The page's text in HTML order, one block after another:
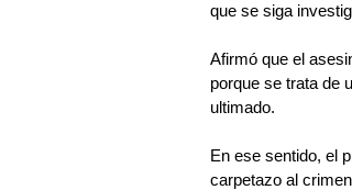
que se siga
Afirmó que el
porque se trata de
ultimado.
En ese sentido, el
carpetazo al